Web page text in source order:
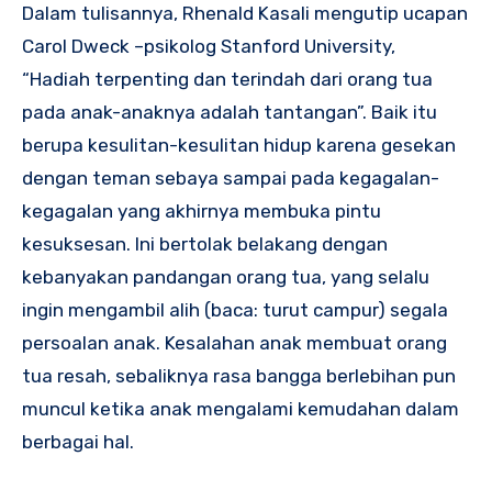
Dalam tulisannya, Rhenald Kasali mengutip ucapan
Carol Dweck –psikolog Stanford University,
“Hadiah terpenting dan terindah dari orang tua
pada anak-anaknya adalah tantangan”. Baik itu
berupa kesulitan-kesulitan hidup karena gesekan
dengan teman sebaya sampai pada kegagalan-
kegagalan yang akhirnya membuka pintu
kesuksesan. Ini bertolak belakang dengan
kebanyakan pandangan orang tua, yang selalu
ingin mengambil alih (baca: turut campur) segala
persoalan anak. Kesalahan anak membuat orang
tua resah, sebaliknya rasa bangga berlebihan pun
muncul ketika anak mengalami kemudahan dalam
berbagai hal.